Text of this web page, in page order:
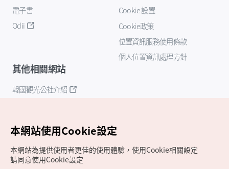
電子書
Odii
Cookie 設置
Cookie政策
位置資訊服務使用條款
個人位置資訊處理方針
其他相關網站
韓國觀光公社介紹
本網站使用Cookie設定
本網站為提供使用者更佳的使用體驗，使用Cookie相關設定
請同意使用Cookie設定